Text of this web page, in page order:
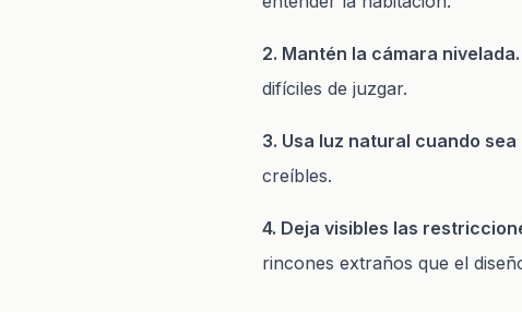
2. Mantén la cámara nivelada.
difíciles de juzgar.
3. Usa luz natural cuando sea
creíbles.
4. Deja visibles las
rincones extraños que el